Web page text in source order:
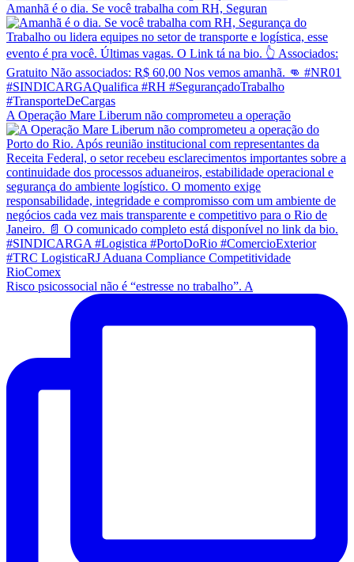
Amanhã é o dia. Se você trabalha com RH, Seguran
A Operação Mare Liberum não comprometeu a operação
Risco psicossocial não é “estresse no trabalho”. A